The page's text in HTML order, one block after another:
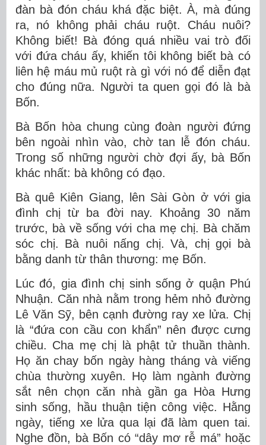
đàn bà đón cháu khá đặc biệt. À, mà đúng
ra, nó không phải cháu ruột. Cháu nuôi?
Không biết! Bà đóng quá nhiều vai trò đối
với đứa cháu ấy, khiến tôi không biết bà có
liên hệ máu mủ ruột rà gì với nó để diễn đạt
cho đúng nữa. Người ta quen gọi đó là bà
Bốn.
Bà Bốn hòa chung cùng đoàn người đứng
bên ngoài nhìn vào, chờ tan lễ đón cháu.
Trong số những người chờ đợi ấy, bà Bốn
khác nhất: bà không có đạo.
Bà quê Kiên Giang, lên Sài Gòn ở với gia
đình chị từ ba đời nay. Khoảng 30 năm
trước, bà về sống với cha mẹ chị. Bà chăm
sóc chị. Bà nuôi nấng chị. Và, chị gọi bà
bằng danh từ thân thương: mẹ Bốn.
Lúc đó, gia đình chị sinh sống ở quận Phú
Nhuận. Căn nhà nằm trong hẻm nhỏ đường
Lê Văn Sỹ, bên cạnh đường ray xe lửa. Chị
là “đứa con cầu con khẩn” nên được cưng
chiều. Cha mẹ chị là phật tử thuần thành.
Họ ăn chay bốn ngày hàng tháng và viếng
chùa thường xuyên. Họ làm ngành đường
sắt nên chọn căn nhà gần ga Hòa Hưng
sinh sống, hầu thuận tiện công việc. Hằng
ngày, tiếng xe lửa qua lại đã làm quen tai.
Nghe đồn, bà Bốn có “dây mơ rễ má” hoặc